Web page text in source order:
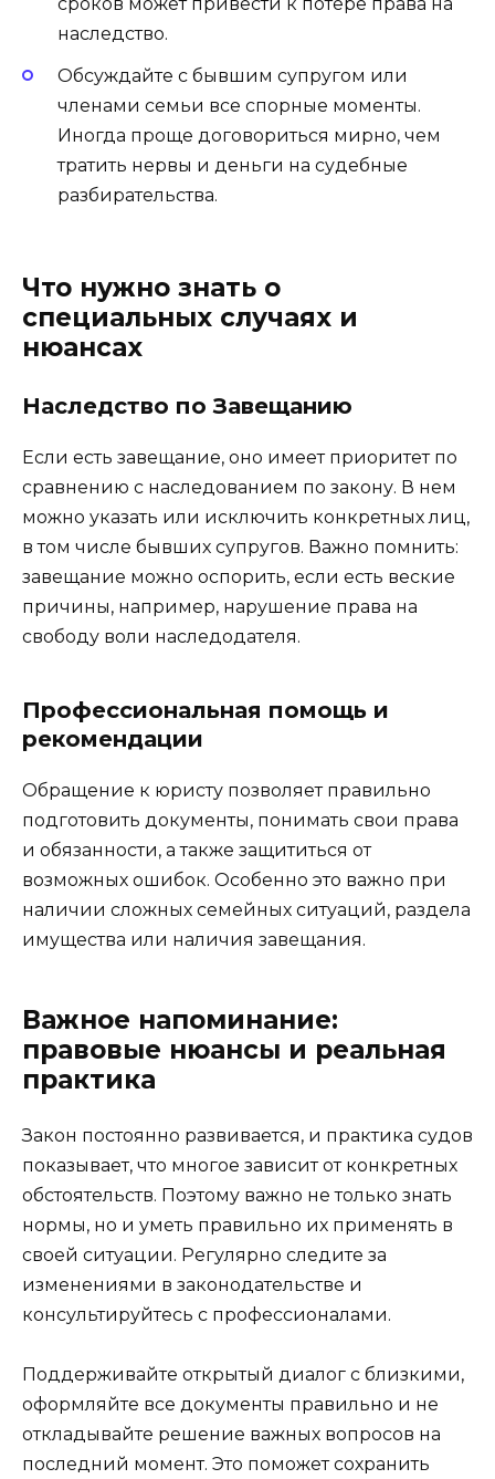
наследство.
Обсуждайте с бывшим супругом или
членами семьи все спорные моменты.
Иногда проще договориться мирно, чем
тратить нервы и деньги на судебные
разбирательства.
Что нужно знать о
специальных случаях и
нюансах
Наследство по Завещанию
Если есть завещание, оно имеет приоритет по
сравнению с наследованием по закону. В нем
можно указать или исключить конкретных лиц,
в том числе бывших супругов. Важно помнить:
завещание можно оспорить, если есть веские
причины, например, нарушение права на
свободу воли наследодателя.
Профессиональная помощь и
рекомендации
Обращение к юристу позволяет правильно
подготовить документы, понимать свои права
и обязанности, а также защититься от
возможных ошибок. Особенно это важно при
наличии сложных семейных ситуаций, раздела
имущества или наличия завещания.
Важное напоминание:
правовые нюансы и реальная
практика
Закон постоянно развивается, и практика судов
показывает, что многое зависит от конкретных
обстоятельств. Поэтому важно не только знать
нормы, но и уметь правильно их применять в
своей ситуации. Регулярно следите за
изменениями в законодательстве и
консультируйтесь с профессионалами.
Поддерживайте открытый диалог с близкими,
оформляйте все документы правильно и не
откладывайте решение важных вопросов на
последний момент. Это поможет сохранить